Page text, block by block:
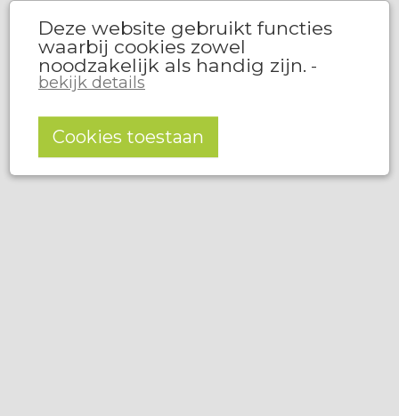
Deze website gebruikt functies
waarbij cookies zowel
noodzakelijk als handig zijn. -
bekijk details
Cookies toestaan